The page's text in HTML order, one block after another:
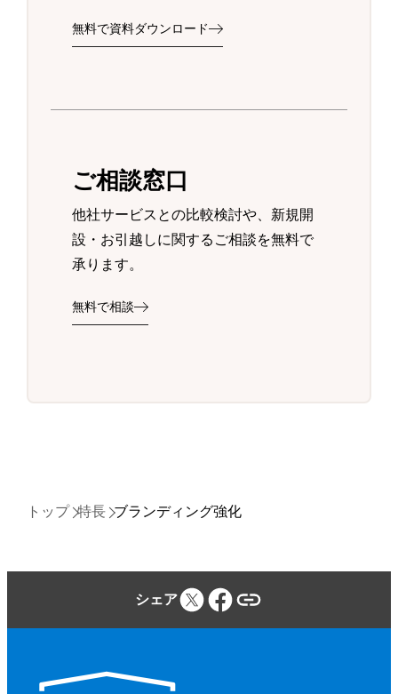
無料で資料ダウンロード
ご相談窓口
他社サービスとの比較検討や、新規開
設・お引越しに関するご相談を無料で
承ります。
無料で相談
トップ 特長 ブランディング強化
シェア